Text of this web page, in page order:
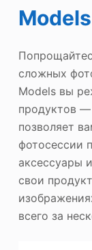
Models
сложных
Models вы
продуктов
позволяет
фотосессии
аксессуары
свои
всего за